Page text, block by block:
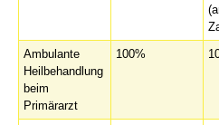
Ambulante
Heilbehandlung
beim
Primärarzt
100%